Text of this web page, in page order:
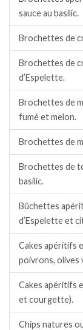
sauce au basilic.
Brochettes de
Brochettes de
d’Espelette.
Brochettes de
fumé et melon.
Brochettes de
Brochettes de
basilic.
Bûchettes
d’Espelette et
Cakes apéritifs
poivrons, olives
Cakes apéritifs
et courgette).
Chips natures